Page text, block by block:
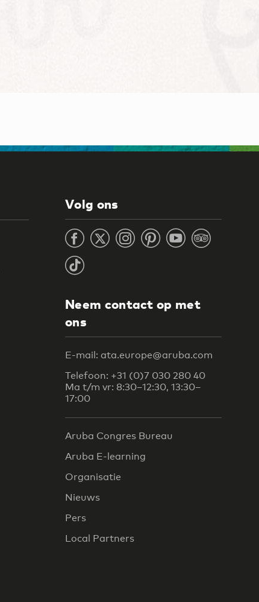
Volg ons
Neem contact op met
ons
E-mail: ata.europe@aruba.com
Telefoon: +31 (0)7 030 280 40
Ma t/m vr: 8:30–12:30, 13:30–
17:00
Aruba Congres Bureau
Aruba E-learning
Organisatie
Nieuws
Pers
Local Partners